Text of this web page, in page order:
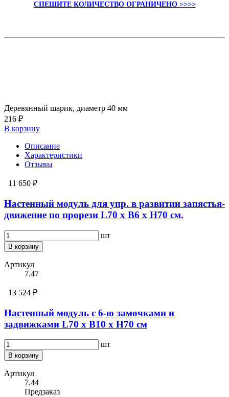
СПЕШИТЕ КОЛИЧЕСТВО ОГРАНИЧЕНО >>>>
Деревянный шарик, диаметр 40 мм
216 ₽
В корзину
Описание
Характеристики
Отзывы
11 650 ₽
Настенный модуль для упр. в развитии запястья-
движение по прорези L70 х B6 х H70 см.
шт
В корзину
Артикул
7.47
13 524 ₽
Настенный модyль с 6-ю замочками и
задвижками L70 х B10 х H70 см
шт
В корзину
Артикул
7.44
Предзаказ